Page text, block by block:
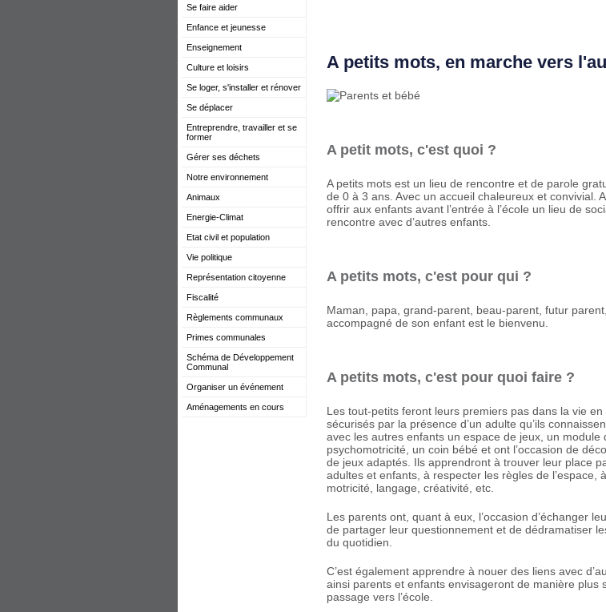
Se faire aider
Enfance et jeunesse
Enseignement
Culture et loisirs
Se loger, s'installer et rénover
Se déplacer
Entreprendre, travailler et se
former
Gérer ses déchets
Notre environnement
Animaux
Energie-Climat
Etat civil et population
Vie politique
Représentation citoyenne
Fiscalité
Règlements communaux
Primes communales
Schéma de Développement
Communal
Organiser un événement
Aménagements en cours
A petits mots, en marche vers
A petit mots, c'est quoi ?
A petits mots est un lieu de rencontre et de parole
de 0 à 3 ans. Avec un accueil chaleureux et convivial.
offrir aux enfants avant l’entrée à l’école un lieu de
rencontre avec d’autres enfants.
A petits mots, c'est pour qui ?
Maman, papa, grand-parent, beau-parent, futur
accompagné de son enfant est le bienvenu.
A petits mots, c'est pour quoi faire ?
Les tout-petits feront leurs premiers pas dans la vie en
sécurisés par la présence d’un adulte qu’ils
avec les autres enfants un espace de jeux, un module
psychomotricité, un coin bébé et ont l’occasion de
de jeux adaptés. Ils apprendront à trouver leur place
adultes et enfants, à respecter les règles de l’espace,
motricité, langage, créativité, etc.
Les parents ont, quant à eux, l’occasion d’échanger
de partager leur questionnement et de dédramatiser
du quotidien.
C’est également apprendre à nouer des liens avec
ainsi parents et enfants envisageront de manière plus
passage vers l’école.